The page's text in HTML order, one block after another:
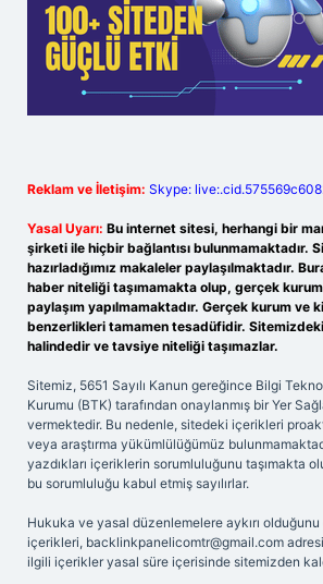
Reklam ve İletişim: Skype:
Yasal Uyarı: Bu internet sitesi, herhangi bir
şirketi ile hiçbir bağlantısı bulunmamaktadır.
hazırladığımız makaleler paylaşılmaktadır.
haber niteliği taşımamakta olup, gerçek
paylaşım yapılmamaktadır. Gerçek kurum ve
benzerlikleri tamamen tesadüfidir.
halindedir ve tavsiye niteliği taşımazlar.
Sitemiz, 5651 Sayılı Kanun gereğince Bilgi
Kurumu (BTK) tarafından onaylanmış bir Yer
vermektedir. Bu nedenle, sitedeki içerikleri
veya araştırma yükümlülüğümüz
yazdıkları içeriklerin sorumluluğunu taşımakta
bu sorumluluğu kabul etmiş sayılırlar.
Hukuka ve yasal düzenlemelere aykırı
içerikleri, backlinkpanelicomtr@gmail.com
ilgili içerikler yasal süre içerisinde sitemizden